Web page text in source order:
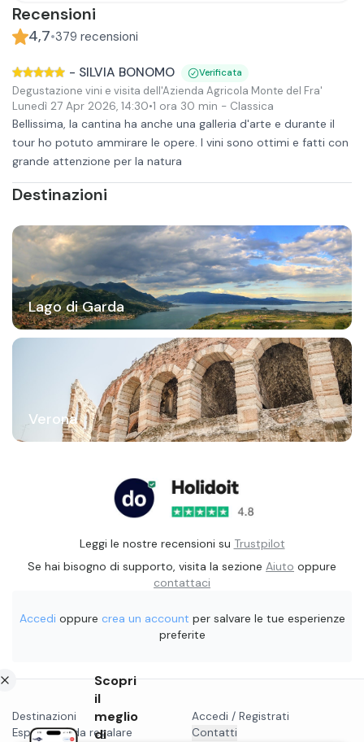
Recensioni
4,7•379 recensioni
- SILVIA BONOMO Verificata
Degustazione vini e visita dell'Azienda Agricola Monte del Fra'
Lunedì 27 Apr 2026, 14:30•1 ora 30 min - Classica
Bellissima, la cantina ha anche una galleria d'arte e durante il
tour ho potuto ammirare le opere. I vini sono ottimi e fatti con
grande attenzione per la natura
Destinazioni
Lago di Garda
Verona
Leggi le nostre recensioni su Trustpilot
Se hai bisogno di supporto, visita la sezione Aiuto oppure
contattaci
Accedi oppure crea un account per salvare le tue esperienze
preferite
Destinazioni
Esperienze da regalare
Accedi / Registrati
Contatti
Scopri
il
meglio
di